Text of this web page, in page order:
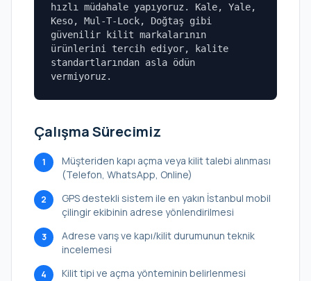
hızlı müdahale yapıyoruz. Kale, Yale,
Keso, Mul-T-Lock, Doğtaş gibi
güvenilir kilit markalarının
ürünlerini tercih ediyor, kalite
standartlarından asla ödün
vermiyoruz.
Çalışma Sürecimiz
1
Müşteriden kapı açma veya kilit talebi alınması
(Telefon, WhatsApp, Online)
2
GPS destekli sistem ile en yakın İstanbul mobil
çilingir ekibinin adrese yönlendirilmesi
3
Adrese varış ve kapı/kilit durumunun teknik
incelemesi
4 Kilit tipi ve açma yönteminin belirlenmesi